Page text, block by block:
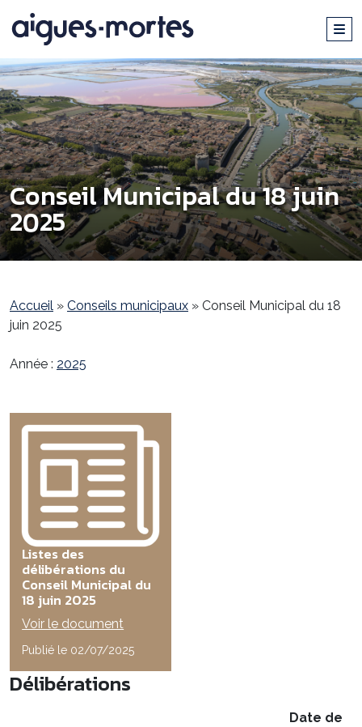
Conseil Municipal du 18 juin
2025
Accueil » Conseils municipaux » Conseil Municipal du 18
juin 2025
Année : 2025
Listes des
délibérations du
Conseil Municipal du
18 juin 2025
Voir le document
Publié le 02/07/2025
Délibérations
Date de